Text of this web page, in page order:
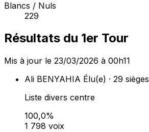
Blancs / Nuls
229
Résultats du 1er Tour
Mis à jour le 23/03/2026 à 00h11
Ali BENYAHIA Élu(e) · 29 sièges
Liste divers centre
100,0%
1 798 voix